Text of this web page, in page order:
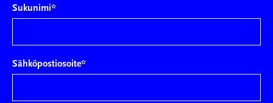
Sukunimi*
Sähköpostiosoite*